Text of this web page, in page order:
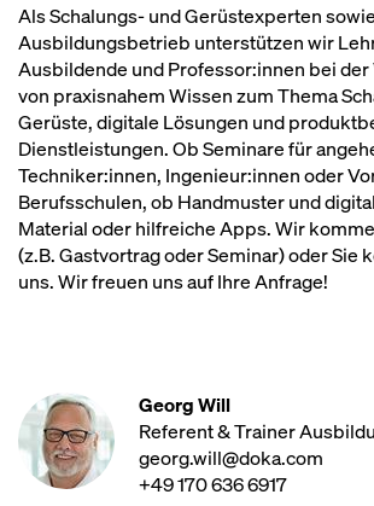
Als Schalungs- und Gerüstexperten
Ausbildungsbetrieb unterstützen wir
Ausbildende und Professor:innen bei
von praxisnahem Wissen zum Thema
Gerüste, digitale Lösungen und
Dienstleistungen. Ob Seminare für
Techniker:innen, Ingenieur:innen oder
Berufsschulen, ob Handmuster und
Material oder hilfreiche Apps. Wir
(z.B. Gastvortrag oder Seminar) oder Sie
uns. Wir freuen uns auf Ihre Anfrage!
Georg Will
Referent & Trainer
georg.will@doka.com
+49 170 636 6917